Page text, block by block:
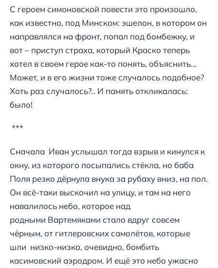
С героем симоновской повести это произошло,
как известно, под Минском: эшелон, в котором он
направлялся на фронт, попал под бомбежку, и
вот – приступ страха, который Краско теперь
хотел в своем герое как-то понять, объяснить…
Может, и в его жизни тоже случалось подобное?
Хоть раз случалось?.. И память откликалась:
было!
***
Сначала Иван услышал тогда взрыв и кинулся к
окну, из которого посыпались стёкла, но баба
Поля резко дёрнула внука за рубаху вниз, на пол.
Он всё-таки выскочил на улицу, и там на него
навалилось небо, которое над
родными Вартемяками стало вдруг совсем
чёрным, от гитлеровских самолётов, которые
шли низко-низко, очевидно, бомбить
касимовский аэродром. И ещё это небо ужасно